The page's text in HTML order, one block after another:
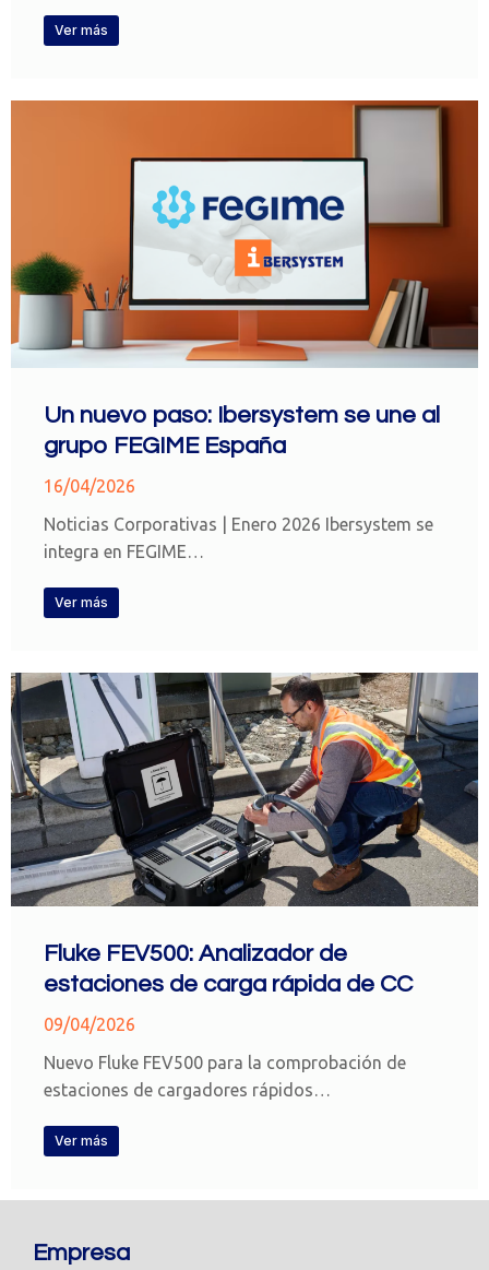
Ver más
Un nuevo paso: Ibersystem se une al
grupo FEGIME España
16/04/2026
Noticias Corporativas | Enero 2026 Ibersystem se
integra en FEGIME…
Ver más
Fluke FEV500: Analizador de
estaciones de carga rápida de CC
09/04/2026
Nuevo Fluke FEV500 para la comprobación de
estaciones de cargadores rápidos…
Ver más
Empresa